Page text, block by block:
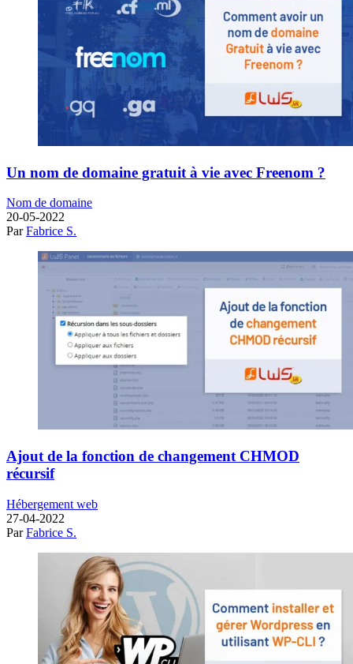
Un nom de domaine gratuit à vie avec Freenom ?
Nom de domaine
20-05-2022
ParFabrice S.
Ajout de la fonction de changement CHMOD
récursif
Hébergement web
27-04-2022
ParFabrice S.